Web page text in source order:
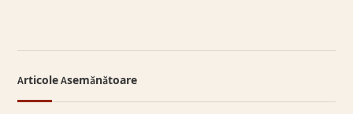
Articole Asemănătoare